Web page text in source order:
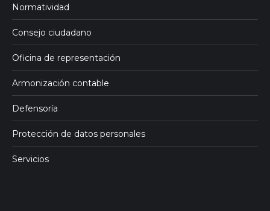
Normatividad
Consejo ciudadano
Oficina de representación
Armonización contable
Defensoría
Protección de datos personales
Servicios